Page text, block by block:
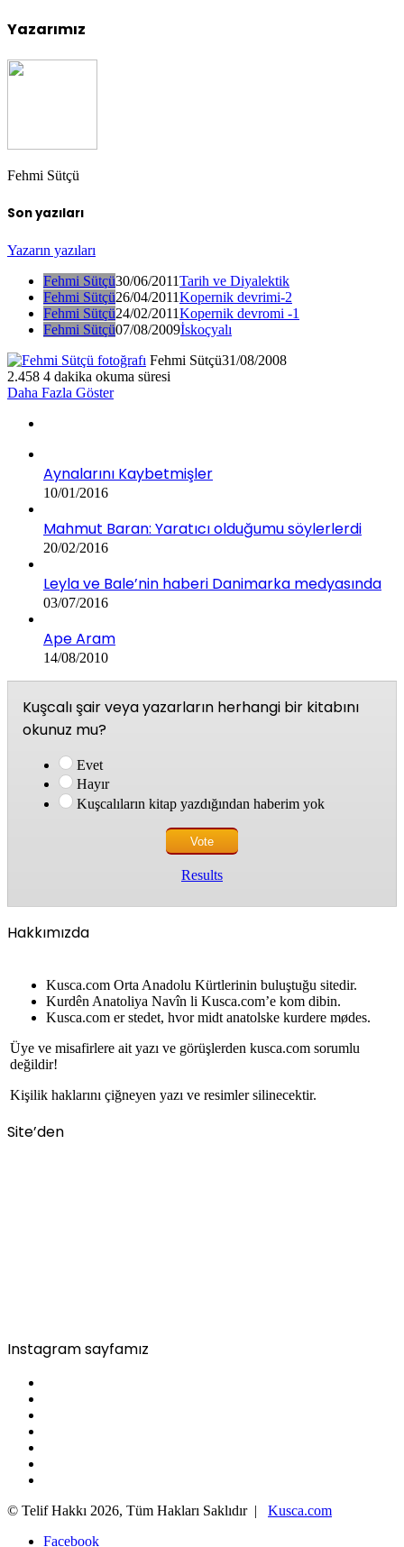
Yazarımız
Fehmi Sütçü
Son yazıları
Yazarın yazıları
Fehmi Sütçü30/06/2011Tarih ve Diyalektik
Fehmi Sütçü26/04/2011Kopernik devrimi-2
Fehmi Sütçü24/02/2011Kopernik devromi -1
Fehmi Sütçü07/08/2009İskoçyalı
Fehmi Sütçü31/08/2008
2.458 4 dakika okuma süresi
Daha Fazla Göster
Aynalarını Kaybetmişler
10/01/2016
Mahmut Baran: Yaratıcı olduğumu söylerlerdi
20/02/2016
Leyla ve Bale’nin haberi Danimarka medyasında
03/07/2016
Ape Aram
14/08/2010
Kuşcalı şair veya yazarların herhangi bir kitabını
okunuz mu?
Evet
Hayır
Kuşcalıların kitap yazdığından haberim yok
Results
Hakkımızda
Kusca.com Orta Anadolu Kürtlerinin buluştuğu sitedir.
Kurdên Anatoliya Navîn li Kusca.com’e kom dibin.
Kusca.com er stedet, hvor midt anatolske kurdere mødes.
Üye ve misafirlere ait yazı ve görüşlerden kusca.com sorumlu
değildir!
Kişilik haklarını çiğneyen yazı ve resimler silinecektir.
Site’den
Instagram sayfamız
© Telif Hakkı 2026, Tüm Hakları Saklıdır | Kusca.com
Facebook